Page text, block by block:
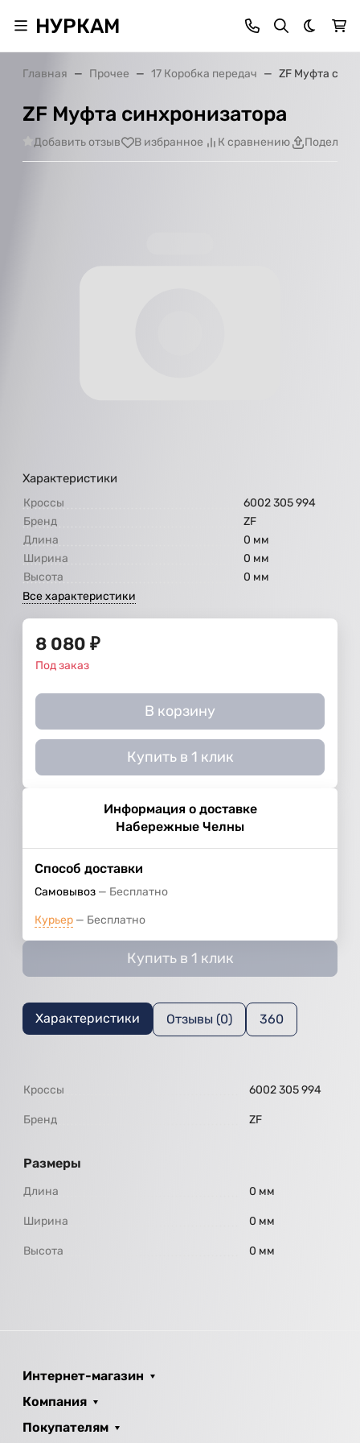
НУРКАМ Темная
Главная Прочее 17 Коробка передач ZF Муфта
ZF Муфта синхронизатора
Добавить отзыв В избранное К сравнению
Характеристики
Кроссы
6002 305 994
Бренд
ZF
Длина
0 мм
Ширина
0 мм
Высота
0 мм
Все характеристики
8 080 ₽
Под заказ
В корзину
Купить в 1 клик
Информация о доставке
Набережные Челны
Способ доставки
Самовывоз Бесплатно
Курьер Бесплатно
Купить в 1 клик
Характеристики Отзывы (0) 360
Кроссы 6002 305 994
Бренд ZF
Размеры
Длина 0 мм
Ширина 0 мм
Высота 0 мм
Интернет-магазин
Компания
Покупателям